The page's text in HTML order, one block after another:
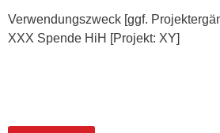
Verwendungszweck [ggf.
XXX Spende HiH [Projekt: XY]